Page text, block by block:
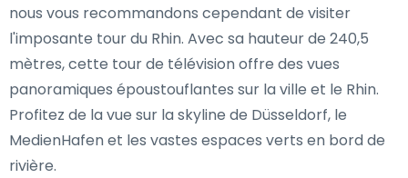
nous vous recommandons cependant de visiter
l'imposante tour du Rhin. Avec sa hauteur de 240,5
mètres, cette tour de télévision offre des vues
panoramiques époustouflantes sur la ville et le Rhin.
Profitez de la vue sur la skyline de Düsseldorf, le
MedienHafen et les vastes espaces verts en bord de
rivière.